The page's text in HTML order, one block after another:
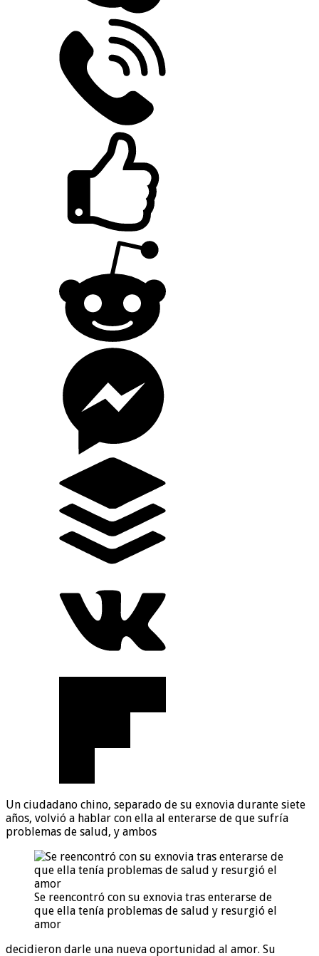
Un ciudadano chino, separado de su exnovia durante siete
años, volvió a hablar con ella al enterarse de que sufría
problemas de salud, y ambos
Se reencontró con su exnovia tras enterarse de
que ella tenía problemas de salud y resurgió el
amor
decidieron darle una nueva oportunidad al amor. Su